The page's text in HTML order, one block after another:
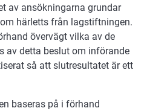
av ansökningarna grundar
härletts från lagstiftningen.
övervägt vilka av de
av detta beslut om införande
så att slutresultatet är ett
baseras på i förhand